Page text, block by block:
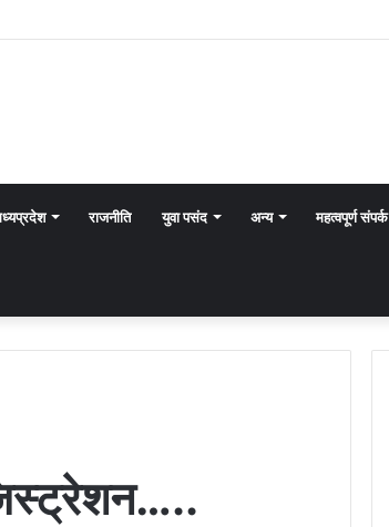
राजनीति युवा पसंद अन्य महत्वपूर्ण संपर्क